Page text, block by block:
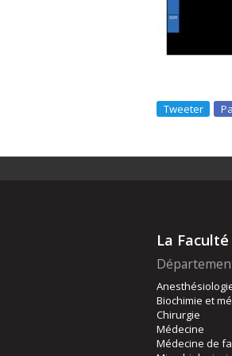
Tweeter
La
Biochimie et
Chirurgie
Médecine
Médecine de